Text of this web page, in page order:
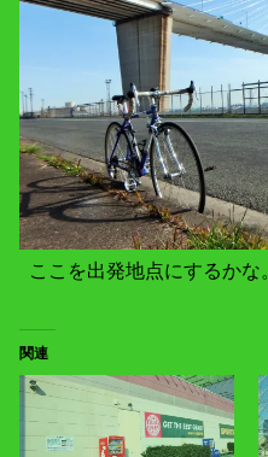
ここを出発地点にするかな。
関連